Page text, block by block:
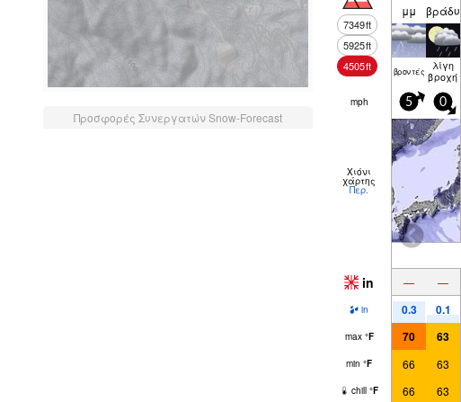
Προσφορές Συνεργατών Snow-Forecast
7349ft
5925ft
4505ft
μμ βράδυ
βρον­τές λίγη
βροχή
mph 5 0
Χιόνι
χάρτης
Περ.
in — —
in 0.3 0.1
max °F 70 63
min °F 66 63
chill °F 66 63